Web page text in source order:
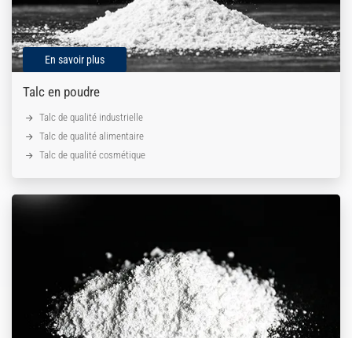
En savoir plus
Talc en poudre
Talc de qualité industrielle
Talc de qualité alimentaire
Talc de qualité cosmétique